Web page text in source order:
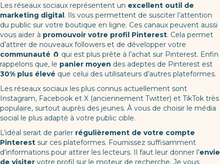
Les réseaux sociaux représentent un excellent outil de
marketing digital . Ils vous permettent de susciter l’attention
du public sur votre boutique en ligne. Ces canaux peuvent aussi
vous aider à promouvoir votre profil Pinterest. Cela permet
d’attirer de nouveaux followers et de développer votre
communauté 🧲 qui est plus prête à l’achat sur Pinterest. Enfin
rappelons que, le panier moyen des adeptes de Pinterest est
30% plus élevé que celui des utilisateurs d’autres plateformes.
Les réseaux sociaux les plus connus actuellement sont
Instagram, Facebook et X (anciennement Twitter) et TikTok très
populaire, surtout auprès des jeunes. À vous de choisir le média
social le plus adapté à votre public cible.
L’idéal serait de parler régulièrement de votre compte
Pinterest sur ces plateformes. Fournissez suffisamment
d’informations pour attirer les lecteurs. Il faut leur donner l’envie